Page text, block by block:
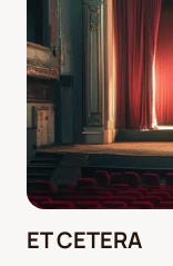
ET CETERA